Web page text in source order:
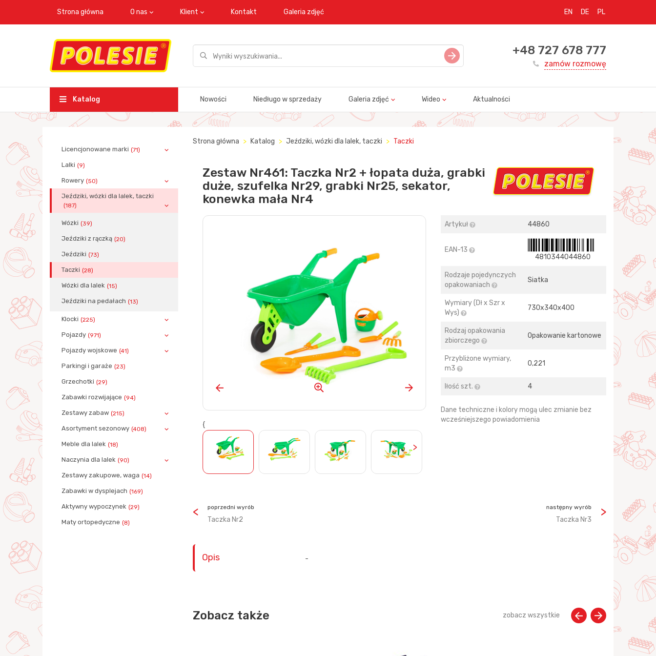
Strona główna O nas Klient Kontakt Galeria zdjęć EN DE PL
+48 727 678 777
zamów rozmowę
Katalog Nowości Niedługo w sprzedaży Galeria zdjęć Wideo Aktualności
Licencjonowane marki (71)
Lalki (9)
Rowery (50)
Jeździki, wózki dla lalek, taczki
(187)
Wózki (39)
Jeździki z rączką (20)
Jeździki (73)
Taczki (28)
Wózki dla lalek (15)
Jeździki na pedałach (13)
Klocki (225)
Pojazdy (971)
Pojazdy wojskowe (41)
Parkingi i garaże (23)
Grzechotki (29)
Zabawki rozwijające (94)
Zestawy zabaw (215)
Asortyment sezonowy (408)
Meble dla lalek (18)
Naczynia dla lalek (90)
Zestawy zakupowe, waga (14)
Zabawki w dysplejach (169)
Aktywny wypoczynek (29)
Maty ortopedyczne (8)
Strona główna Katalog Jeździki, wózki dla lalek, taczki Taczki
Zestaw Nr461: Taczka Nr2 + łopata duża, grabki
duże, szufelka Nr29, grabki Nr25, sekator,
konewka mała Nr4
{
>
Artykuł 44860
EAN-13
4810344044860
Rodzaje pojedynczych
opakowaniach
Siatka
Wymiary (Dł x Szr x
Wys)
730х340х400
Rodzaj opakowania
zbiorczego
Opakowanie kartonowe
Przybliżone wymiary,
m3
0,221
Iłość szt. 4
Dane techniczne i kolory mogą ulec zmianie bez
wcześniejszego powiadomienia
poprzedni wyrób
Taczka Nr2
następny wyrób
Taczka Nr3
Opis -
Zobacz także zobacz wszystkie